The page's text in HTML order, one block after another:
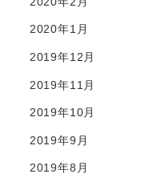
2020年1月
2019年12月
2019年11月
2019年10月
2019年9月
2019年8月